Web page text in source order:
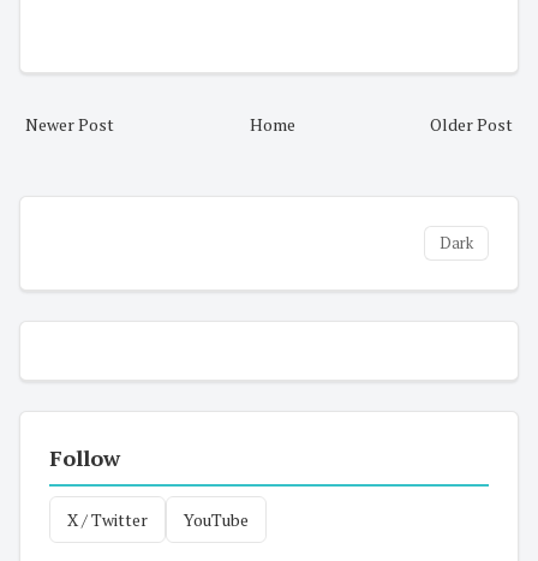
Newer Post Older Post
Home
Dark
Follow
X / Twitter YouTube